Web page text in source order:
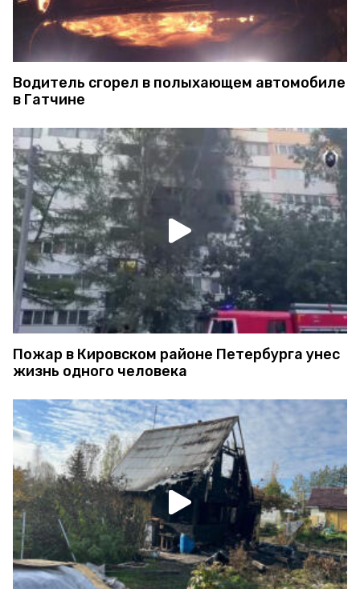
Водитель сгорел в полыхающем автомобиле
в Гатчине
Пожар в Кировском районе Петербурга унес
жизнь одного человека